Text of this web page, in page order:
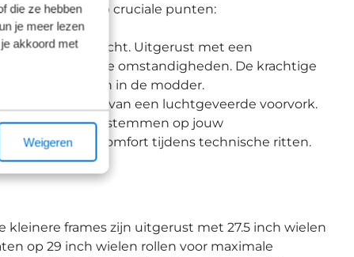
die ze hebben
je meer lezen
akkoord met
Weigeren
verschillen op cruciale punten:
eenvoud en kracht. Uitgerust met een
onder alle omstandigheden. De krachtige
steile afdalingen in de modder.
SLX is voorzien van een luchtgeveerde voorvork.
kunnen afstemmen op jouw
meer comfort tijdens technische ritten.
frames zijn uitgerust met 27.5 inch wielen
op 29 inch wielen rollen voor maximale